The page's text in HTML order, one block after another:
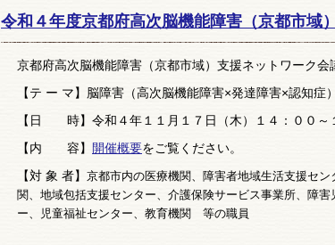
令和４年度京都府高次脳機能障害（京都市域
京都府高次脳機能障害（京都市域）支援ネットワーク会
【テ ー マ】脳障害（高次脳機能障害×発達障害×認知症
【日 時】令和４年１１月１７日（木）１４：００～
【内 容】
開催概要をご覧ください。
【対 象 者】 京都市内の医療機関、障害者地域生活支援セ
関、 地域包括支援センター、介護保険サービス事業所、障害
ー、児童福祉センター、教育機関 等の職員